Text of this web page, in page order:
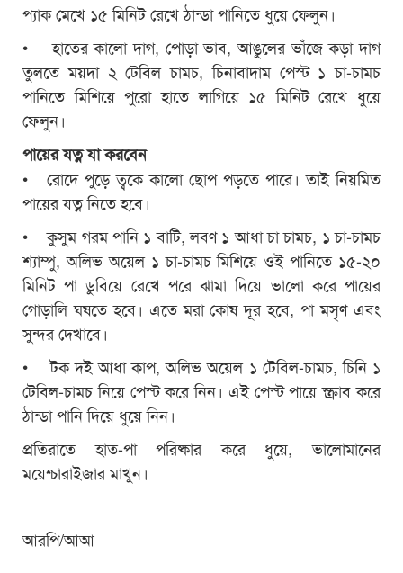
প্যাক মেখে ১৫ মিনিট রেখে ঠান্ডা পানিতে ধুয়ে ফেলুন।
• হাতের কালো দাগ, পোড়া ভাব, আঙুলের ভাঁজে কড়া দাগ
তুলতে ময়দা ২ টেবিল চামচ, চিনাবাদাম পেস্ট ১ চা-চামচ
পানিতে মিশিয়ে পুরো হাতে লাগিয়ে ১৫ মিনিট রেখে ধুয়ে
ফেলুন।
পায়ের যত্ন যা করবেন
• রোদে পুড়ে ত্বকে কালো ছোপ পড়তে পারে। তাই নিয়মিত
পায়ের যত্ন নিতে হবে।
• কুসুম গরম পানি ১ বাটি, লবণ ১ আধা চা চামচ, ১ চা-চামচ
শ্যাম্পু, অলিভ অয়েল ১ চা-চামচ মিশিয়ে ওই পানিতে ১৫-২০
মিনিট পা ডুবিয়ে রেখে পরে ঝামা দিয়ে ভালো করে পায়ের
গোড়ালি ঘষতে হবে। এতে মরা কোষ দূর হবে, পা মসৃণ এবং
সুন্দর দেখাবে।
• টক দই আধা কাপ, অলিভ অয়েল ১ টেবিল-চামচ, চিনি ১
টেবিল-চামচ নিয়ে পেস্ট করে নিন। এই পেস্ট পায়ে স্ক্রাব করে
ঠান্ডা পানি দিয়ে ধুয়ে নিন।
প্রতিরাতে হাত-পা পরিষ্কার করে ধুয়ে, ভালোমানের
ময়েশ্চারাইজার মাখুন।
আরপি/আআ